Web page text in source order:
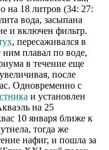
на 18 литров (34: 27:
вода, засыпана
и включен фильтр.
, пересаживался в
ним плавал по воде,
в течение еще
после
Одновременно с
и установлен
на 25
10 января ближе к
тогда же
нафиг, и пошла за